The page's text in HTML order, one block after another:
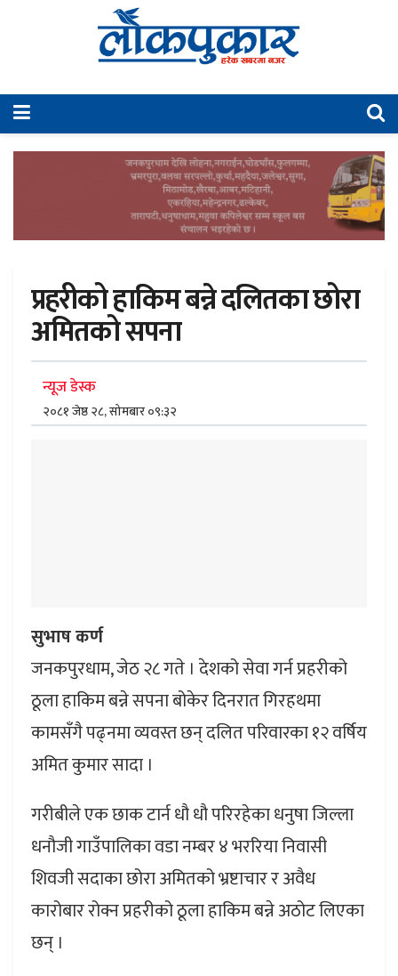
प्रहरीको हाकिम बन्ने दलितका छोरा
अमितको सपना
न्यूज डेस्क
२०८१ जेष्ठ २८, सोमबार ०९:३२
सुभाष कर्ण
जनकपुरधाम, जेठ २८ गते । देशको सेवा गर्न प्रहरीको
ठूला हाकिम बन्ने सपना बोकेर दिनरात गिरहथमा
कामसँगै पढ्नमा व्यवस्त छन् दलित परिवारका १२ वर्षिय
अमित कुमार सादा ।
गरीबीले एक छाक टार्न धौ धौ परिरहेका धनुषा जिल्ला
धनौजी गाउँपालिका वडा नम्बर ४ भररिया निवासी
शिवजी सदाका छोरा अमितको भ्रष्टाचार र अवैध
कारोबार रोक्न प्रहरीको ठूला हाकिम बन्ने अठोट लिएका
छन् ।